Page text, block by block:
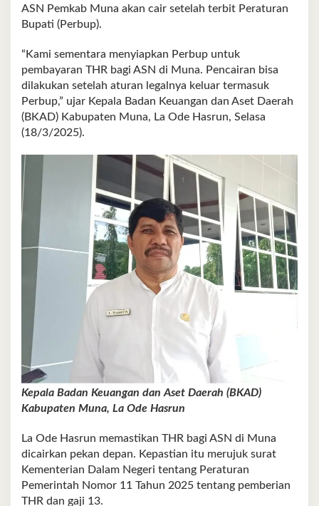
ASN Pemkab Muna akan cair setelah terbit Peraturan
Bupati (Perbup).
“Kami sementara menyiapkan Perbup untuk
pembayaran THR bagi ASN di Muna. Pencairan bisa
dilakukan setelah aturan legalnya keluar termasuk
Perbup,” ujar Kepala Badan Keuangan dan Aset Daerah
(BKAD) Kabupaten Muna, La Ode Hasrun, Selasa
(18/3/2025).
Kepala Badan Keuangan dan Aset Daerah (BKAD)
Kabupaten Muna, La Ode Hasrun
La Ode Hasrun memastikan THR bagi ASN di Muna
dicairkan pekan depan. Kepastian itu merujuk surat
Kementerian Dalam Negeri tentang Peraturan
Pemerintah Nomor 11 Tahun 2025 tentang pemberian
THR dan gaji 13.